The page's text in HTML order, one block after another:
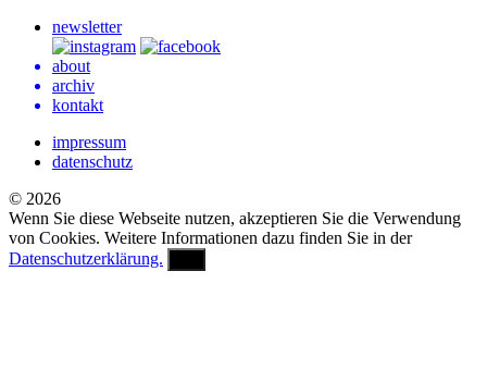
newsletter
about
archiv
kontakt
impressum
datenschutz
© 2026
Wenn Sie diese Webseite nutzen, akzeptieren Sie die Verwendung
von Cookies. Weitere Informationen dazu finden Sie in der
Datenschutzerklärung.